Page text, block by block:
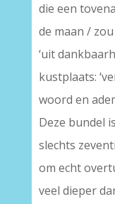
die een
de maan /
‘uit
kustplaats:
woord en
Deze bundel
slechts
om echt
veel dieper